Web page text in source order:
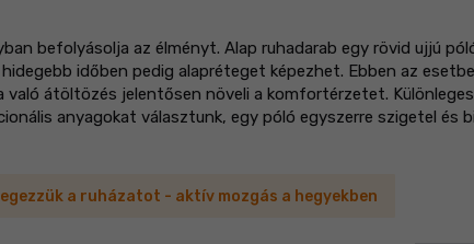
befolyásolja az élményt. Alap ruhadarab egy rövid ujjú
időben pedig alapréteget képezhet. Ebben az
való átöltözés jelentősen növeli a komfortérzetet.
anyagokat választunk, egy póló egyszerre szigetel és
a ruházatot - aktív mozgás a hegyekben